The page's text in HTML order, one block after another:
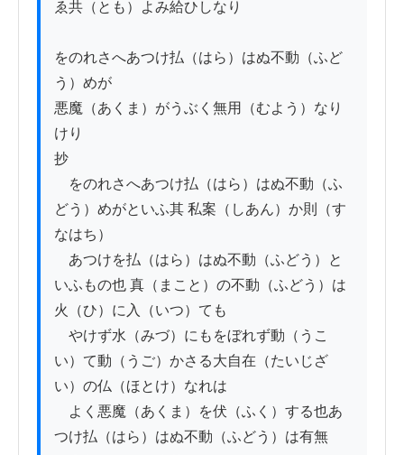
ゑ共（とも）よみ給ひしなり
をのれさへあつけ払（はら）はぬ不動（ふど
う）めが
悪魔（あくま）がうぶく無用（むよう）なり
けり
抄
をのれさへあつけ払（はら）はぬ不動（ふ
どう）めがといふ其 私案（しあん）か則（す
なはち）
あつけを払（はら）はぬ不動（ふどう）と
いふもの也 真（まこと）の不動（ふどう）は
火（ひ）に入（いつ）ても
やけず水（みづ）にもをぼれず動（うこ
い）て動（うご）かさる大自在（たいじざ
い）の仏（ほとけ）なれは
よく悪魔（あくま）を伏（ふく）する也あ
つけ払（はら）はぬ不動（ふどう）は有無